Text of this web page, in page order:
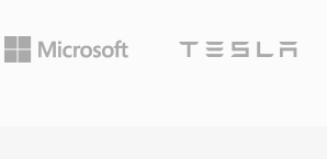
mở rộng DTS-HD
cho độ chính xác bit-